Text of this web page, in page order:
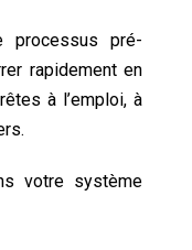
pré-
rapidement en
à l’emploi, à
votre système